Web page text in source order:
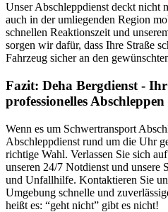
Unser Abschleppdienst deckt nicht
auch in der umliegenden Region
schnellen Reaktionszeit und
sorgen wir dafür, dass Ihre Straße
Fahrzeug sicher an den
Fazit: Deha Bergdienst -
professionelles Abschleppen
Wenn es um Schwertransport
Abschleppdienst rund um die Uhr
richtige Wahl. Verlassen Sie sich
unseren 24/7 Notdienst und unsere
und Unfallhilfe. Kontaktieren Sie
Umgebung schnelle und
heißt es: “geht nicht” gibt es nicht!